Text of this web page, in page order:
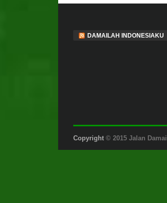
DAMAILAH INDONESIAKU
Copyright © 2015 Jalan Damai